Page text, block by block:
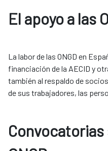
El apoyo a las
La labor de las ONGD en
financiación de la AECID y
también al respaldo de
de sus trabajadores, las